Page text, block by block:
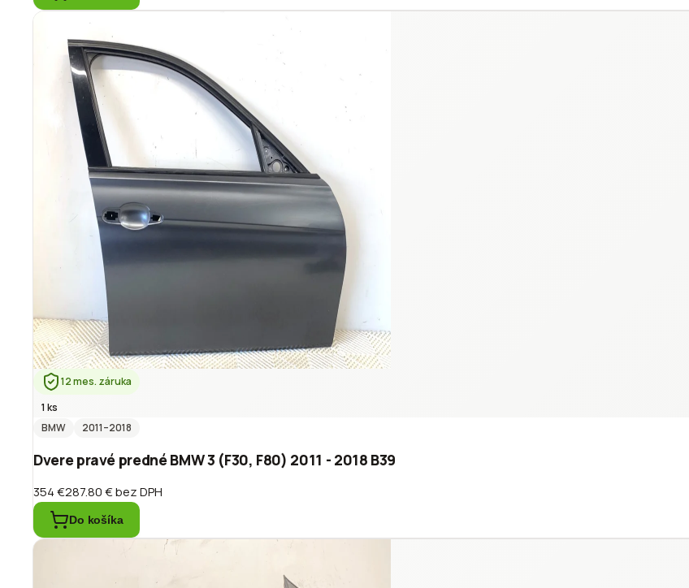
12 mes. záruka
1 ks
BMW
2011–2018
Dvere pravé predné BMW 3 (F30, F80) 2011 - 2018 B39
354 €287.80 €bez DPH
Do košíka